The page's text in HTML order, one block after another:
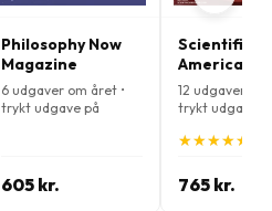
Philosophy Now
Magazine
6 udgaver om året •
trykt udgave på
605 kr.
Scientific
American
Magazine
12 udgaver om
trykt udgave
★
★★
★★
★★
★★
★
765 kr.